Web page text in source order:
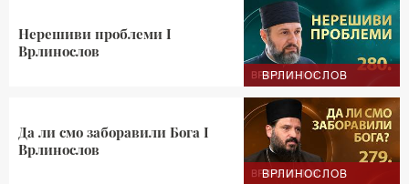
ВРЛИНОСЛОВ
Нерешиви проблеми I
Врлинослов
ВРЛИНОСЛОВ
Да ли смо заборавили Бога I
Врлинослов